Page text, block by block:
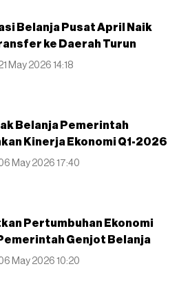
Belanja Pusat April Naik
ke Daerah Turun
21 May 2026 14:18
Belanja Pemerintah
Kinerja Ekonomi Q1-2026
06 May 2026 17:40
Pertumbuhan Ekonomi
Genjot Belanja
06 May 2026 10:20